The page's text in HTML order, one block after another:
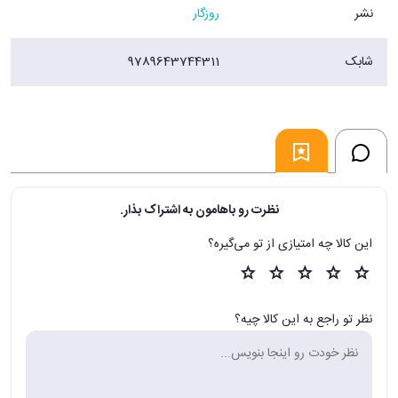
نشر روزگار
شابک 9789643744311
نظرت رو باهامون به اشتراک بذار.
این کالا چه امتیازی از تو می‌گیره؟
نظر تو راجع به این کالا چیه؟